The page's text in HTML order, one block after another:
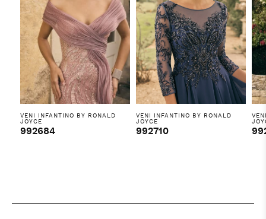
VENI INFANTINO BY RONALD
JOYCE
992684
VENI INFANTINO BY RONALD
JOYCE
992710